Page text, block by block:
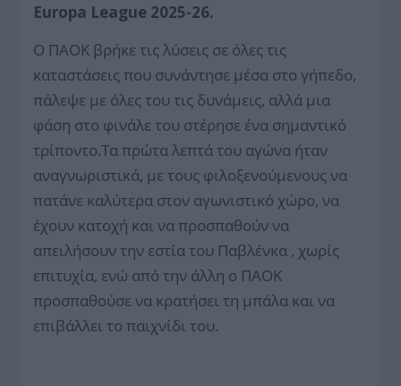
Europa League 2025-26.
Ο ΠΑΟΚ βρήκε τις λύσεις σε όλες τις
καταστάσεις που συνάντησε μέσα στο γήπεδο,
πάλεψε με όλες του τις δυνάμεις, αλλά μια
φάση στο φινάλε του στέρησε ένα σημαντικό
τρίποντο.Τα πρώτα λεπτά του αγώνα ήταν
αναγνωριστικά, με τους φιλοξενούμενους να
πατάνε καλύτερα στον αγωνιστικό χώρο, να
έχουν κατοχή και να προσπαθούν να
απειλήσουν την εστία του Παβλένκα , χωρίς
επιτυχία, ενώ από την άλλη ο ΠΑΟΚ
προσπαθούσε να κρατήσει τη μπάλα και να
επιβάλλει το παιχνίδι του.